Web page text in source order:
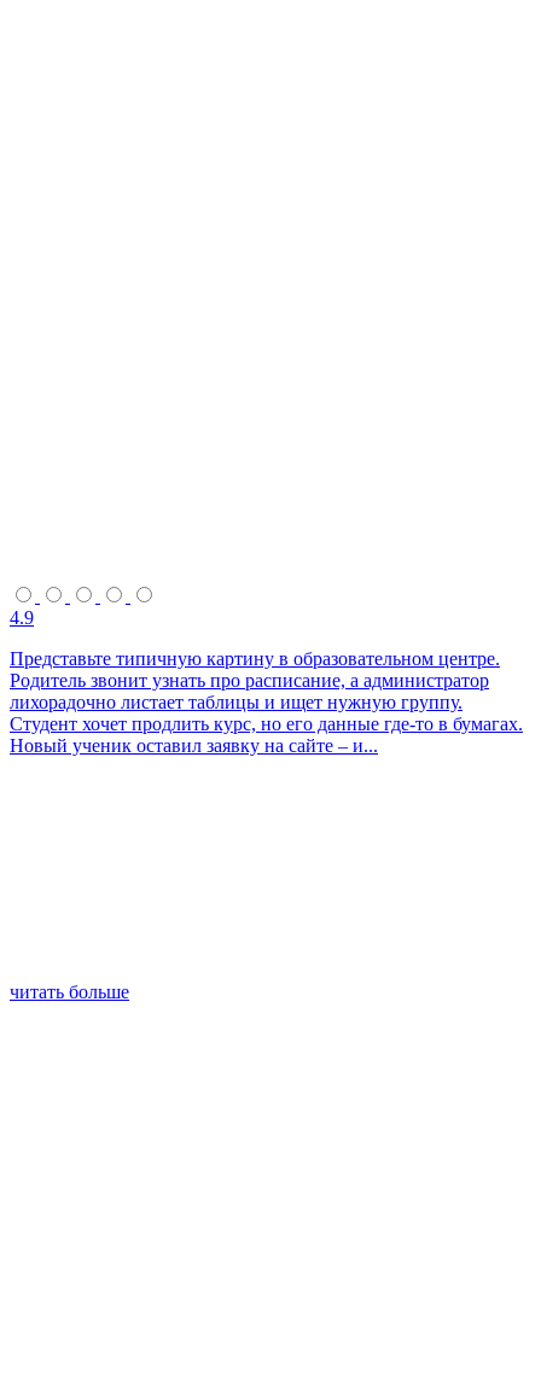
4.9
Представьте типичную картину в образовательном центре.
Родитель звонит узнать про расписание, а администратор
лихорадочно листает таблицы и ищет нужную группу.
Студент хочет продлить курс, но его данные где-то в бумагах.
Новый ученик оставил заявку на сайте – и...
читать больше